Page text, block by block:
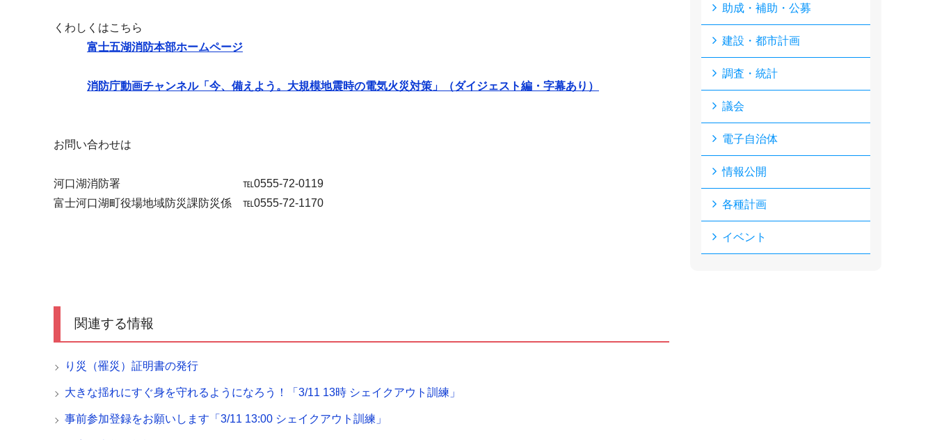
くわしくはこちら
富士五湖消防本部ホームページ
消防庁動画チャンネル「今、備えよう。大規模地震時の電気火災対策」（ダイジェスト編・字幕あり）
お問い合わせは
河口湖消防署 ℡0555-72-0119
富士河口湖町役場地域防災課防災係 ℡0555-72-1170
関連する情報
り災（罹災）証明書の発行
大きな揺れにすぐ身を守れるようになろう！「3/11 13時 シェイクアウト訓練」
事前参加登録をお願いします「3/11 13:00 シェイクアウト訓練」
助成・補助・公募
建設・都市計画
調査・統計
議会
電子自治体
情報公開
各種計画
イベント